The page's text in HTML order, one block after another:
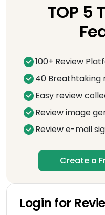
TOP 5
100+ Review
40 Breathtaking
Easy review
Review image
Review e-mail
Create a
Login for